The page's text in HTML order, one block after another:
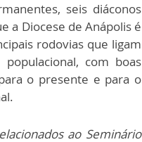
seis diáconos
a Diocese de Anápolis é
rodovias que ligam
com boas
o presente e para o
ao Seminário